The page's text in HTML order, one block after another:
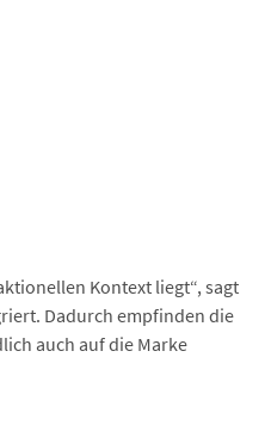
Kontext liegt“, sagt
Dadurch empfinden die
auch auf die Marke